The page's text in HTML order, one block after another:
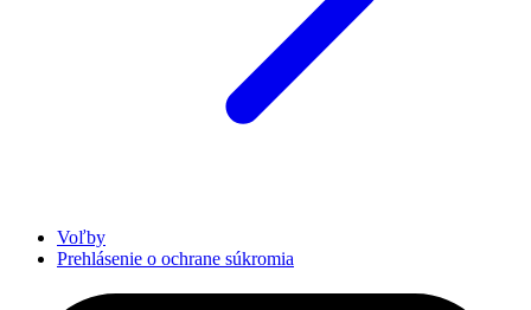
Voľby
Prehlásenie o ochrane súkromia